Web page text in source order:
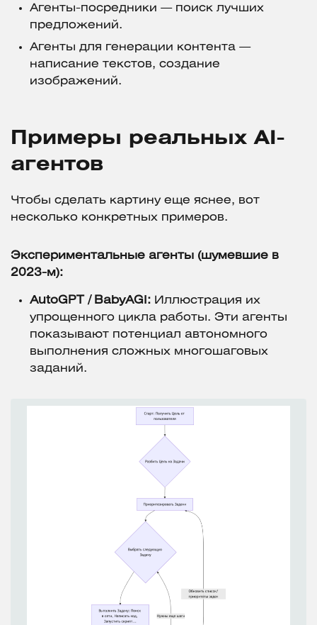
Агенты-посредники — поиск лучших
предложений.
Агенты для генерации контента —
написание текстов, создание
изображений.
Примеры реальных AI-
агентов
Чтобы сделать картину еще яснее, вот
несколько конкретных примеров.
Экспериментальные агенты (шумевшие в
2023-м):
AutoGPT / BabyAGI: Иллюстрация их
упрощенного цикла работы. Эти агенты
показывают потенциал автономного
выполнения сложных многошаговых
заданий.